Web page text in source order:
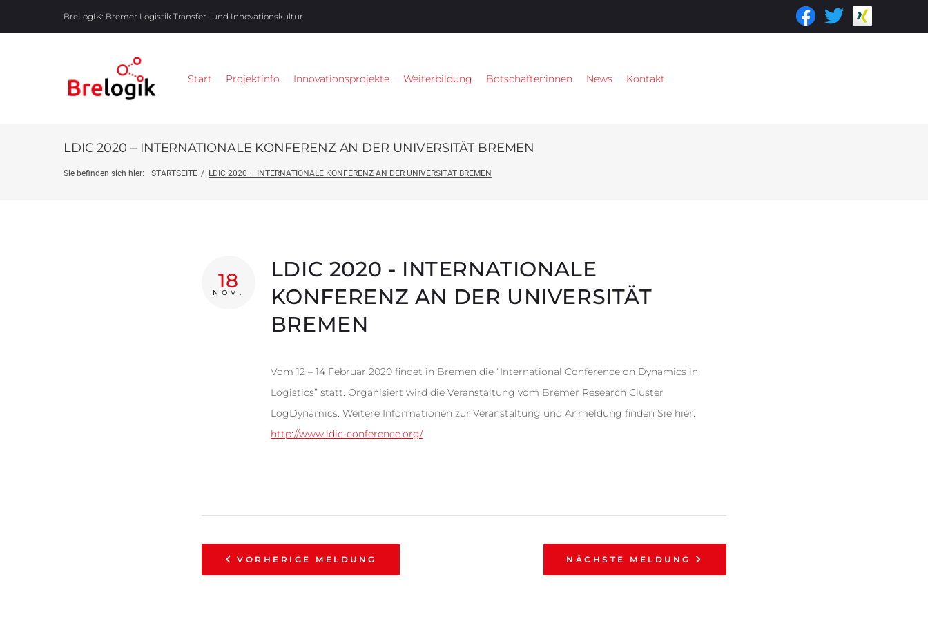
BreLogIK: Bremer Logistik Transfer- und Innovationskultur
Start Projektinfo Innovationsprojekte Weiterbildung Botschafter:innen News Kontakt
LDIC 2020 – INTERNATIONALE KONFERENZ AN DER UNIVERSITÄT BREMEN
Sie befinden sich hier: STARTSEITE / LDIC 2020 – INTERNATIONALE KONFERENZ AN DER UNIVERSITÄT BREMEN
18
NOV.
LDIC 2020 - INTERNATIONALE
KONFERENZ AN DER UNIVERSITÄT
BREMEN
Vom 12 – 14 Februar 2020 findet in Bremen die “International Conference on Dynamics in
Logistics” statt. Organisiert wird die Veranstaltung vom Bremer Research Cluster
LogDynamics. Weitere Informationen zur Veranstaltung und Anmeldung finden Sie hier:
http://www.ldic-conference.org/
VORHERIGE MELDUNG NÄCHSTE MELDUNG